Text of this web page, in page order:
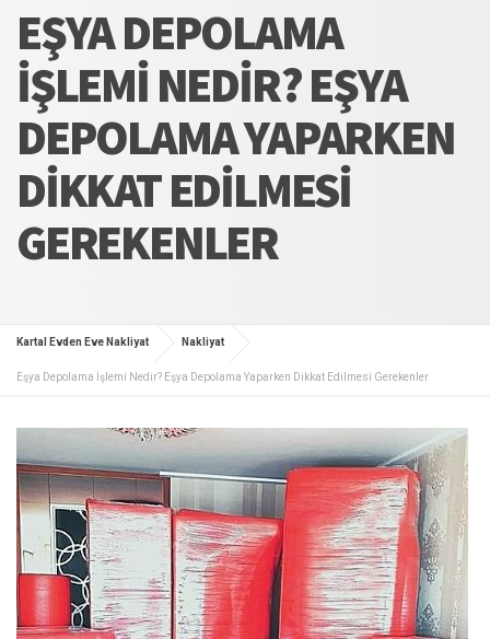
EŞYA DEPOLAMA
İŞLEMI NEDIR? EŞYA
DEPOLAMA YAPARKEN
DIKKAT EDILMESI
GEREKENLER
Kartal Evden Eve Nakliyat Nakliyat
Eşya Depolama İşlemi Nedir? Eşya Depolama Yaparken Dikkat Edilmesi Gerekenler